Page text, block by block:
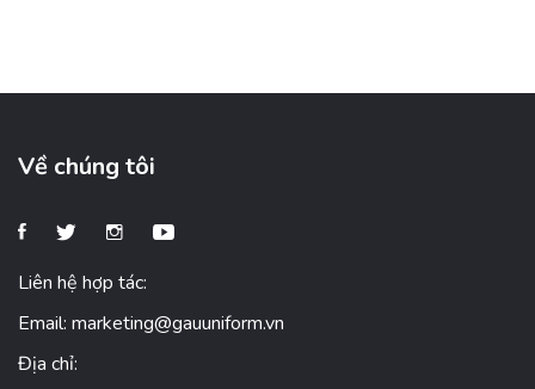
Về chúng tôi
Liên hệ hợp tác:
Email: marketing@gauuniform.vn
Địa chỉ: